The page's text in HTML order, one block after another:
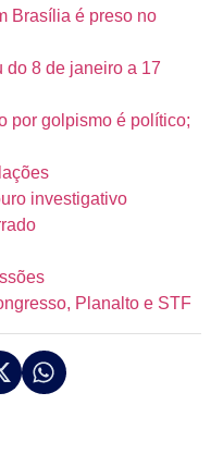
Brasília é preso no
do 8 de janeiro a 17
por golpismo é político;
investigativo
Planalto e STF